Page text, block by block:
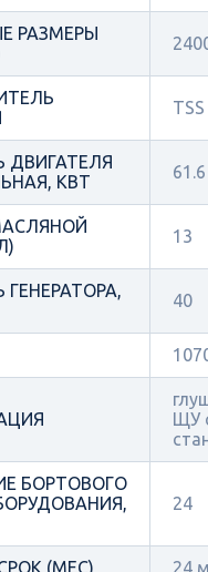
РАЗМЕРЫ
TSS
КВТ
61.6
13
40
ЩУ
БОРТОВОГО
24
(МЕС) 24